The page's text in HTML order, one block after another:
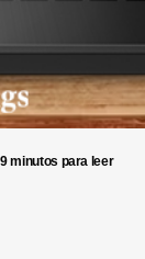
minutos para leer